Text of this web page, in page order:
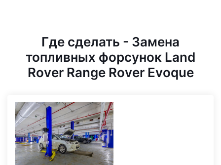
Где сделать - Замена
топливных форсунок Land
Rover Range Rover Evoque